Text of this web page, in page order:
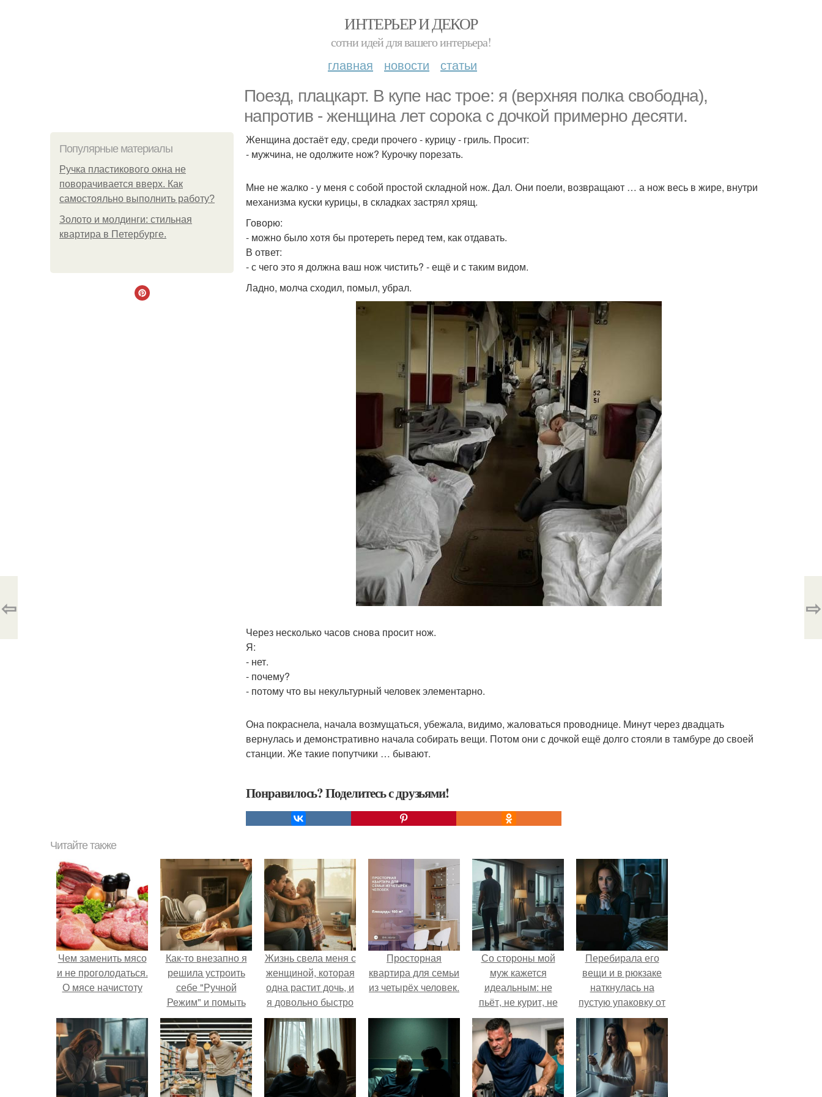
ИНТЕРЬЕР И ДЕКОР
сотни идей для вашего интерьера!
главная новости статьи
Поезд, плацкарт. В купе нас трое: я (верхняя полка свободна),
напротив - женщина лет сорока с дочкой примерно десяти.
Популярные материалы
Ручка пластикового окна не
поворачивается вверх. Как
самостояльно выполнить работу?
Золото и молдинги: стильная
квартира в Петербурге.
Женщина достаёт еду, среди прочего - курицу - гриль. Просит:
- мужчина, не одолжите нож? Курочку порезать.
Мне не жалко - у меня с собой простой складной нож. Дал. Они поели, возвращают … а нож весь в жире, внутри
механизма куски курицы, в складках застрял хрящ.
Говорю:
- можно было хотя бы протереть перед тем, как отдавать.
В ответ:
- с чего это я должна ваш нож чистить? - ещё и с таким видом.
Ладно, молча сходил, помыл, убрал.
Через несколько часов снова просит нож.
Я:
- нет.
- почему?
- потому что вы некультурный человек элементарно.
Она покраснела, начала возмущаться, убежала, видимо, жаловаться проводнице. Минут через двадцать
вернулась и демонстративно начала собирать вещи. Потом они с дочкой ещё долго стояли в тамбуре до своей
станции. Же такие попутчики … бывают.
Понравилось? Поделитесь с друзьями!
⇦ ⇨
Читайте также
Чем заменить мясо
и не проголодаться.
О мясе начистоту
Как-то внезапно я
решила устроить
себе "Ручной
Режим" и помыть
посуду без помощи
техники.
Жизнь свела меня с
женщиной, которая
одна растит дочь, и
я довольно быстро
привязался к ним
обеим.
Просторная
квартира для семьи
из четырёх человек.
Со стороны мой
муж кажется
идеальным: не
пьёт, не курит, не
даёт поводов для
ревности, с
ребёнком
справляется
отлично, да и
готовит лучше
Перебирала его
вещи и в рюкзаке
наткнулась на
пустую упаковку от
каких-то таблеток.